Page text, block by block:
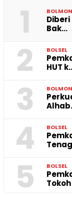
1
Bak…
2 BOLSEL
HUT
3
4 BOLSEL
5 BOLSEL